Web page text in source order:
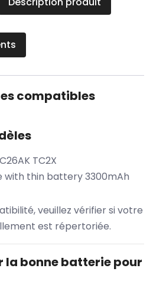
compatibles
TC2X
with thin battery 3300mAh
veuillez vérifier si votre
est répertoriée.
la bonne batterie pour